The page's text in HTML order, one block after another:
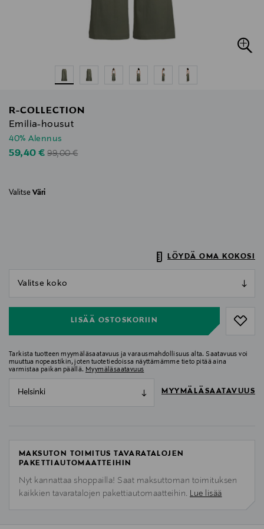
R-COLLECTION
Emilia-housut
40% Alennus
Discounted Price
59,40 €Original Price
99,00 €
Valitse Väri
LÖYDÄ OMA KOKOSI
LISÄÄ OSTOSKORIIN
Tarkista tuotteen myymäläsaatavuus ja varausmahdollisuus alta. Saatavuus voi
muuttua nopeastikin, joten tuotetiedoissa näyttämämme tieto pitää aina
varmistaa paikan päällä. Myymäläsaatavuus
Helsinki MYYMÄLÄSAATAVUUS
MAKSUTON TOIMITUS TAVARATALOJEN
PAKETTIAUTOMAATTEIHIN
Nyt kannattaa shoppailla! Saat maksuttoman toimituksen
kaikkien tavaratalojen pakettiautomaatteihin. Lue lisää